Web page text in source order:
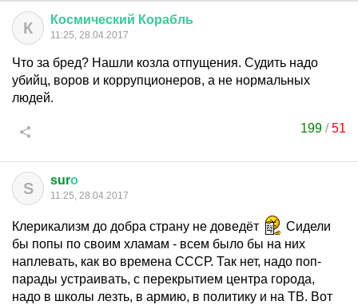
К Космический Корабль
11:25, 28.04.2017
Что за бред? Нашли козла отпущения. Судить надо
убийц, воров и коррупционеров, а не нормальных
людей.
199 /51
S surо
11:25, 28.04.2017
Клерикализм до добра страну не доведёт
Сидели
бы попы по своим хламам - всем было бы на них
наплевать, как во времена СССР. Так нет, надо поп-
парады устраивать, с перекрытием центра города,
надо в школы лезть, в армию, в политику и на ТВ. Вот